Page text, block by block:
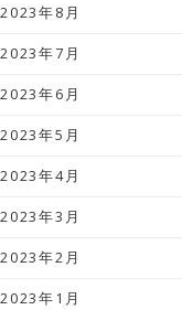
2023年8月
2023年7月
2023年6月
2023年5月
2023年4月
2023年3月
2023年2月
2023年1月